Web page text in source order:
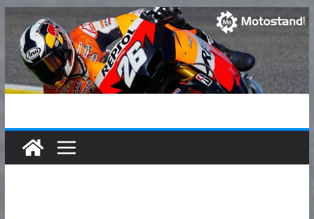
Passer
contenu